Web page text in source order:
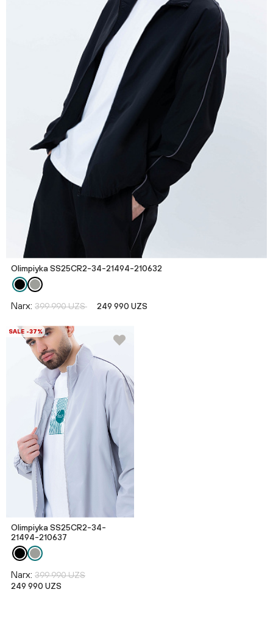
Olimpiyka SS25CR2-34-21494-210632
Narx: 399 990 UZS 249 990 UZS
SALE -37%
Olimpiyka SS25CR2-34-
21494-210637
Narx: 399 990 UZS
249 990 UZS